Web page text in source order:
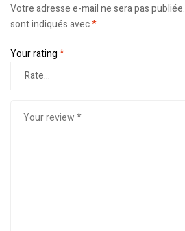
Votre adresse e-mail ne sera pas publiée.
sont indiqués avec*
Your rating*